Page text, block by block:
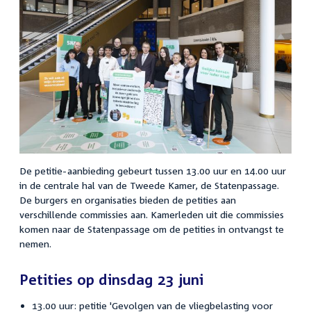
De petitie-aanbieding gebeurt tussen 13.00 uur en 14.00 uur
in de centrale hal van de Tweede Kamer, de Statenpassage.
De burgers en organisaties bieden de petities aan
verschillende commissies aan. Kamerleden uit die commissies
komen naar de Statenpassage om de petities in ontvangst te
nemen.
Petities op dinsdag 23 juni
13.00 uur: petitie 'Gevolgen van de vliegbelasting voor